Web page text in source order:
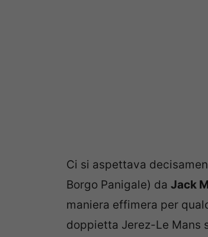
Ci si aspettava
Borgo Panigale) da Jack
maniera effimera per
doppietta Jerez-Le Mans